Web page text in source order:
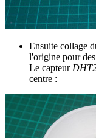
Ensuite collage
l'origine pour
Le capteur
centre :